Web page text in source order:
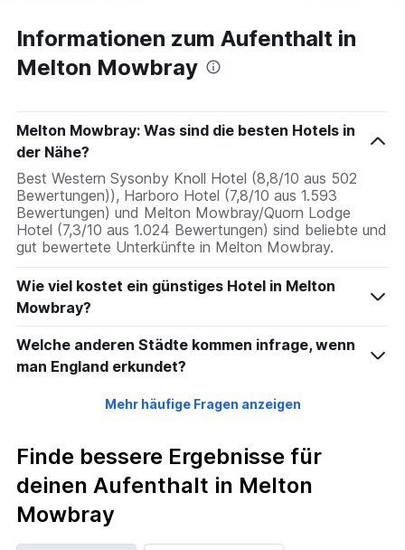
Informationen zum Aufenthalt in
Melton Mowbray
Melton Mowbray: Was sind die besten Hotels in
der Nähe?
Best Western Sysonby Knoll Hotel (8,8/10 aus 502
Bewertungen)), Harboro Hotel (7,8/10 aus 1.593
Bewertungen) und Melton Mowbray/Quorn Lodge
Hotel (7,3/10 aus 1.024 Bewertungen) sind beliebte und
gut bewertete Unterkünfte in Melton Mowbray.
Wie viel kostet ein günstiges Hotel in Melton
Mowbray?
Welche anderen Städte kommen infrage, wenn
man England erkundet?
Mehr häufige Fragen anzeigen
Finde bessere Ergebnisse für
deinen Aufenthalt in Melton
Mowbray